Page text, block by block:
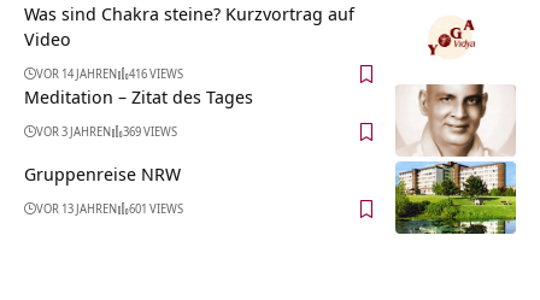
Was sind Chakra steine? Kurzvortrag auf
Video
VOR 14 JAHREN 416 VIEWS
Meditation – Zitat des Tages
VOR 3 JAHREN 369 VIEWS
Gruppenreise NRW
VOR 13 JAHREN 601 VIEWS